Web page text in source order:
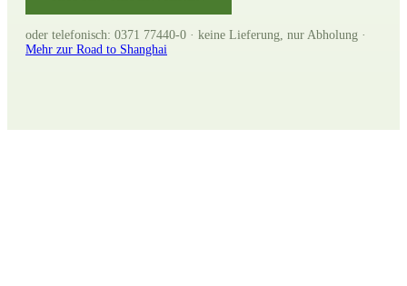
oder telefonisch: 0371 77440-0 · keine Lieferung, nur Abholung ·
Mehr zur Road to Shanghai